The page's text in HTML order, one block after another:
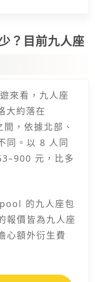
？目前九人座
來看，九人座
大約落在
，依據北部、
同。以 8 人同
元，比多
的九人座包
報價皆為九人座
心額外衍生費